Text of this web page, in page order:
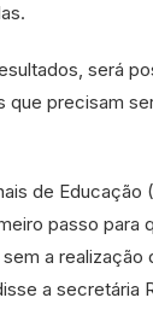
será
que precisam
de Educação
passo para
a realização
a secretária